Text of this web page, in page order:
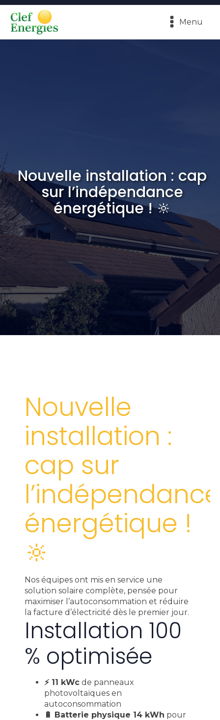
Menu
Nouvelle installation : cap
sur l’indépendance
énergétique ! 🔆
Nouvelle
installation :
cap sur
l’indépendance
énergétique !
🔆
Nos équipes ont mis en service une
solution solaire complète, pensée pour
maximiser l’autoconsommation et réduire
la facture d’électricité dès le premier jour.
Installation 100
% optimisée
⚡ 11 kWc de panneaux
photovoltaïques en
autoconsommation
🔋 Batterie physique 14 kWh pour